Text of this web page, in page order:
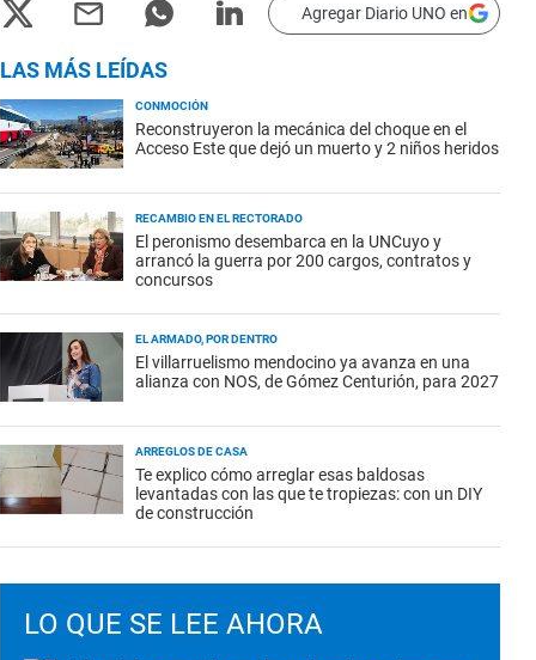
Agregar Diario UNO en
LAS MÁS LEÍDAS
CONMOCIÓN
Reconstruyeron la mecánica del choque en el
Acceso Este que dejó un muerto y 2 niños heridos
RECAMBIO EN EL RECTORADO
El peronismo desembarca en la UNCuyo y
arrancó la guerra por 200 cargos, contratos y
concursos
EL ARMADO, POR DENTRO
El villarruelismo mendocino ya avanza en una
alianza con NOS, de Gómez Centurión, para 2027
ARREGLOS DE CASA
Te explico cómo arreglar esas baldosas
levantadas con las que te tropiezas: con un DIY
de construcción
LO QUE SE LEE AHORA